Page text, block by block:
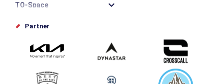
TO-Space
Offices de tourisme
Schlagen Sie Ihr Event vor
Service groupes et séminaires
Partner